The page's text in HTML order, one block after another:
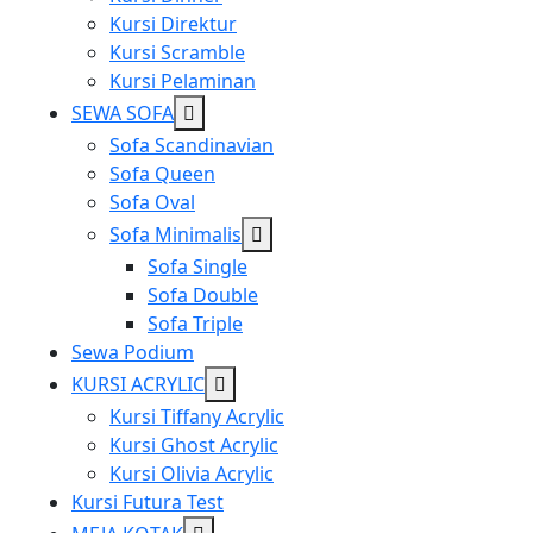
Kursi Direktur
Kursi Scramble
Kursi Pelaminan
SEWA SOFA Show
sub
menu
Sofa Scandinavian
Sofa Queen
Sofa Oval
Sofa Minimalis Show
menu
Sofa Single
Sofa Double
Sofa Triple
Sewa Podium
KURSI ACRYLIC Show
sub
menu
Kursi Tiffany Acrylic
Kursi Ghost Acrylic
Kursi Olivia Acrylic
Kursi Futura Test